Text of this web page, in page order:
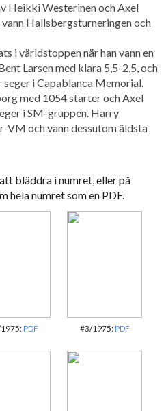
Heikki Westerinen och Axel
Hallsbergsturneringen och
i världstoppen när han vann en
Larsen med klara 5,5-2,5, och
i Capablanca Memorial.
med 1054 starter och Axel
i SM-gruppen. Harry
VM och vann dessutom äldsta
bläddra i numret, eller på
hela numret som en PDF.
PDF #3/1975:PDF